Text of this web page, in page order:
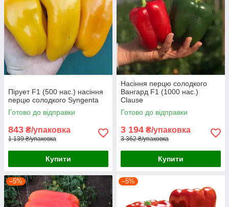
Пірует F1 (500 нас.) насіння
перцю солодкого Syngenta
Готово до відправки
843 ₴/упаковка
1 139 ₴/упаковка
Купити
Насіння перцю солодкого
Вангард F1 (1000 нас.)
Clause
Готово до відправки
3 194 ₴/упаковка
3 362 ₴/упаковка
Купити
–5% –5%